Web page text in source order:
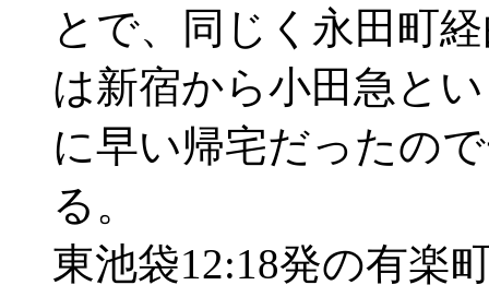
とで、同じく永田町
は新宿から小田急と
に早い帰宅だったの
る。
東池袋12:18発の有楽